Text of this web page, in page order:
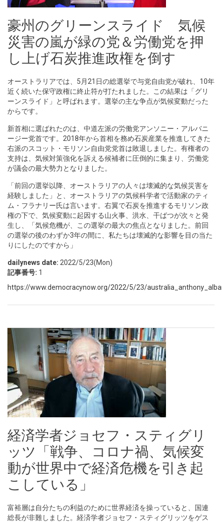
豪州のグリーンスライド 気候
災害の嵐が緑の党＆労働党を押
し上げ石炭推進政権を倒す
オーストラリアでは、5月21日の総選挙で与党自由党が破れ、10年
近く続いた保守政権に終止符が打たれました。この結果は「グリ
ーンスライド」と呼ばれます。選挙の主な争点が気候変動だった
からです。
新首相に選ばれたのは、中道左派の労働党アンソニー・アルバニ
ージー党首です。2018年から首相を務め石炭産業を推進してきた
右派のスコット・モリソン自由党党首は敗退しました。有権者の
支持は、気候対策強化を訴える候補者に圧倒的に集まり、労働党
が議会の最大勢力となりました。
「前回の選挙以降、オーストラリアの人々は壊滅的な気候災害を
経験しました」と、オーストラリアの気候科学者で活動家のティ
ム・フラナリー氏は言います。右翼で石炭を推進するモリソン政
権の下で、気候変動に起因する山火事、洪水、干ばつが次々と発
生し、「気候危機が、この選挙の最大の焦点となりました。前回
の選挙の後のわずか3年の間に、私たちは壊滅的な影響を目の当た
りにしたのですから」
dailynews date: 2022/5/23(Mon)
記事番号: 1
https://www.democracynow.org/2022/5/23/
経済学者ジョセフ・スティグリ
ッツ「戦争、コロナ禍、気候変
動が世界中で経済危機を引き起
こしている」
富裕層は自分たちの利益のために世界経済を操っていると、国連
総長が非難しました。経済学者ジョセフ・スティグリッツをゲス